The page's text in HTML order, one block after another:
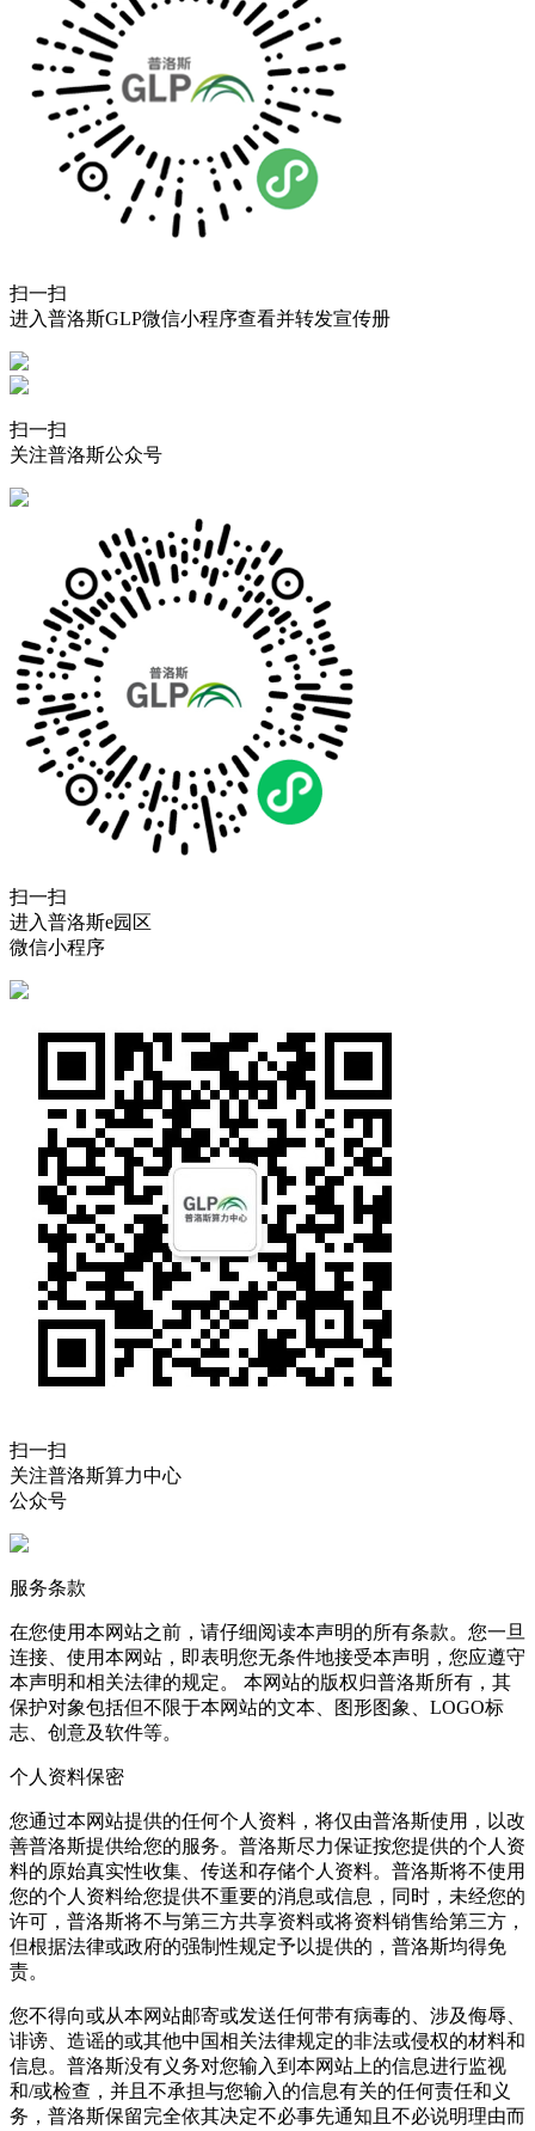
扫一扫
进入普洛斯GLP微信小程序查看并转发宣传册
扫一扫
关注普洛斯公众号
扫一扫
进入普洛斯e园区
微信小程序
扫一扫
关注普洛斯算力中心
公众号
服务条款
在您使用本网站之前，请仔细阅读本声明的所有条款。您一旦
连接、使用本网站，即表明您无条件地接受本声明，您应遵守
本声明和相关法律的规定。 本网站的版权归普洛斯所有，其
保护对象包括但不限于本网站的文本、图形图象、LOGO标
志、创意及软件等。
个人资料保密
您通过本网站提供的任何个人资料，将仅由普洛斯使用，以改
善普洛斯提供给您的服务。普洛斯尽力保证按您提供的个人资
料的原始真实性收集、传送和存储个人资料。普洛斯将不使用
您的个人资料给您提供不重要的消息或信息，同时，未经您的
许可，普洛斯将不与第三方共享资料或将资料销售给第三方，
但根据法律或政府的强制性规定予以提供的，普洛斯均得免
责。
您不得向或从本网站邮寄或发送任何带有病毒的、涉及侮辱、
诽谤、造谣的或其他中国相关法律规定的非法或侵权的材料和
信息。普洛斯没有义务对您输入到本网站上的信息进行监视
和/或检查，并且不承担与您输入的信息有关的任何责任和义
务，普洛斯保留完全依其决定不必事先通知且不必说明理由而